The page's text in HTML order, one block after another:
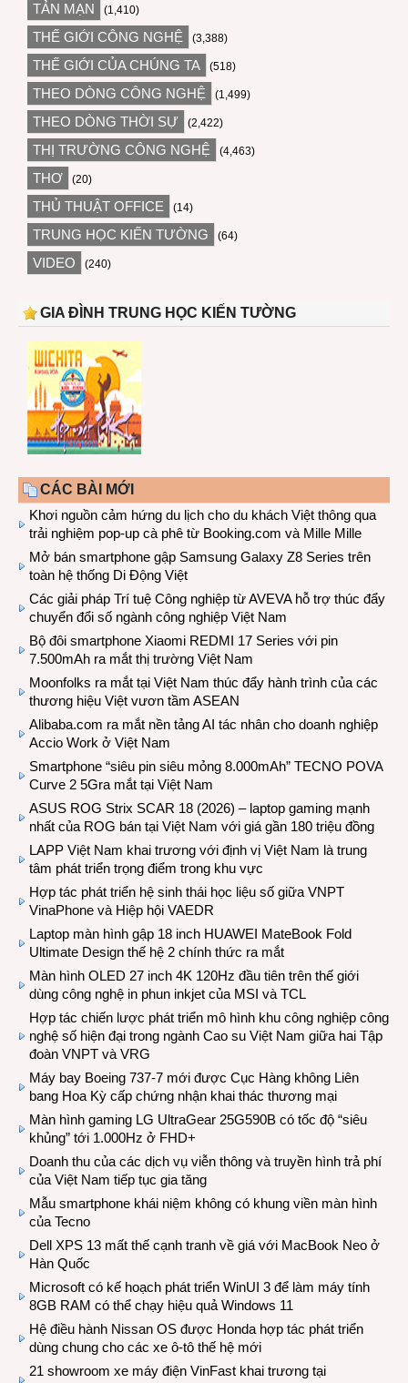
TẢN MẠN (1,410)
THẾ GIỚI CÔNG NGHỆ (3,388)
THẾ GIỚI CỦA CHÚNG TA (518)
THEO DÒNG CÔNG NGHỆ (1,499)
THEO DÒNG THỜI SỰ (2,422)
THỊ TRƯỜNG CÔNG NGHỆ (4,463)
THƠ (20)
THỦ THUẬT OFFICE (14)
TRUNG HỌC KIẾN TƯỜNG (64)
VIDEO (240)
GIA ĐÌNH TRUNG HỌC KIẾN TƯỜNG
CÁC BÀI MỚI
Khơi nguồn cảm hứng du lịch cho du khách Việt thông qua
trải nghiệm pop-up cà phê từ Booking.com và Mille Mille
Mở bán smartphone gập Samsung Galaxy Z8 Series trên
toàn hệ thống Di Động Việt
Các giải pháp Trí tuệ Công nghiệp từ AVEVA hỗ trợ thúc đẩy
chuyển đổi số ngành công nghiệp Việt Nam
Bộ đôi smartphone Xiaomi REDMI 17 Series với pin
7.500mAh ra mắt thị trường Việt Nam
Moonfolks ra mắt tại Việt Nam thúc đẩy hành trình của các
thương hiệu Việt vươn tầm ASEAN
Alibaba.com ra mắt nền tảng AI tác nhân cho doanh nghiệp
Accio Work ở Việt Nam
Smartphone “siêu pin siêu mỏng 8.000mAh” TECNO POVA
Curve 2 5Gra mắt tại Việt Nam
ASUS ROG Strix SCAR 18 (2026) – laptop gaming mạnh
nhất của ROG bán tại Việt Nam với giá gần 180 triệu đồng
LAPP Việt Nam khai trương với định vị Việt Nam là trung
tâm phát triển trọng điểm trong khu vực
Hợp tác phát triển hệ sinh thái học liệu số giữa VNPT
VinaPhone và Hiệp hội VAEDR
Laptop màn hình gập 18 inch HUAWEI MateBook Fold
Ultimate Design thế hệ 2 chính thức ra mắt
Màn hình OLED 27 inch 4K 120Hz đầu tiên trên thế giới
dùng công nghệ in phun inkjet của MSI và TCL
Hợp tác chiến lược phát triển mô hình khu công nghiệp công
nghệ số hiện đại trong ngành Cao su Việt Nam giữa hai Tập
đoàn VNPT và VRG
Máy bay Boeing 737-7 mới được Cục Hàng không Liên
bang Hoa Kỳ cấp chứng nhận khai thác thương mại
Màn hình gaming LG UltraGear 25G590B có tốc độ “siêu
khủng” tới 1.000Hz ở FHD+
Doanh thu của các dịch vụ viễn thông và truyền hình trả phí
của Việt Nam tiếp tục gia tăng
Mẫu smartphone khái niệm không có khung viền màn hình
của Tecno
Dell XPS 13 mất thế cạnh tranh về giá với MacBook Neo ở
Hàn Quốc
Microsoft có kế hoạch phát triển WinUI 3 để làm máy tính
8GB RAM có thể chạy hiệu quả Windows 11
Hệ điều hành Nissan OS được Honda hợp tác phát triển
dùng chung cho các xe ô-tô thế hệ mới
21 showroom xe máy điện VinFast khai trương tại